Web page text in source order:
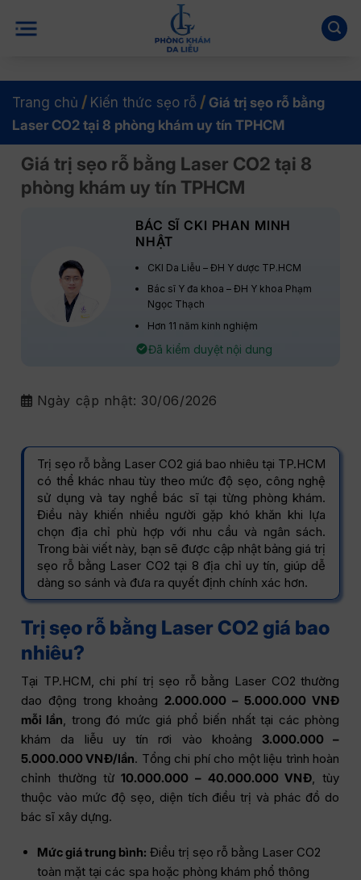
qua
Trang chủ / Kiến thức sẹo rỗ / Giá trị sẹo rỗ bằng
Laser CO2 tại 8 phòng khám uy tín TPHCM
Giá trị sẹo rỗ bằng Laser CO2 tại 8
phòng khám uy tín TPHCM
BÁC SĨ CKI PHAN MINH
NHẬT
CKI Da Liễu – ĐH Y dược TP.HCM
Bác sĩ Y đa khoa – ĐH Y khoa Phạm
Ngọc Thạch
Hơn 11 năm kinh nghiệm
Đã kiểm duyệt nội dung
Ngày cập nhật: 30/06/2026
Trị sẹo rỗ bằng Laser CO2 giá bao nhiêu tại TP.HCM
có thể khác nhau tùy theo mức độ sẹo, công nghệ
sử dụng và tay nghề bác sĩ tại từng phòng khám.
Điều này khiến nhiều người gặp khó khăn khi lựa
chọn địa chỉ phù hợp với nhu cầu và ngân sách.
Trong bài viết này, bạn sẽ được cập nhật bảng giá trị
sẹo rỗ bằng Laser CO2 tại 8 địa chỉ uy tín, giúp dễ
dàng so sánh và đưa ra quyết định chính xác hơn.
Trị sẹo rỗ bằng Laser CO2 giá bao
nhiêu?
Tại TP.HCM, chi phí trị sẹo rỗ bằng Laser CO2 thường
dao động trong khoảng2.000.000 – 5.000.000 VNĐ
mỗi lần, trong đó mức giá phổ biến nhất tại các phòng
khám da liễu uy tín rơi vào khoảng 3.000.000 –
5.000.000 VNĐ/lần. Tổng chi phí cho một liệu trình hoàn
chỉnh thường từ10.000.000 – 40.000.000 VNĐ, tùy
thuộc vào mức độ sẹo, diện tích điều trị và phác đồ do
bác sĩ xây dựng.
Mức giá trung bình: Điều trị sẹo rỗ bằng Laser CO2
toàn mặt tại các spa hoặc phòng khám phổ thông